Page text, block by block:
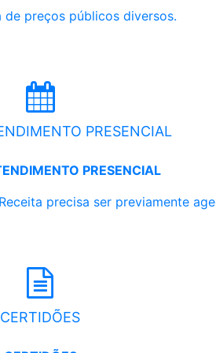
de preços públicos diversos.
PRESENCIAL
PRESENCIAL
precisa ser previamente
CERTIDÕES